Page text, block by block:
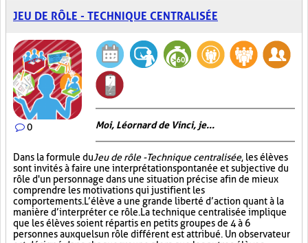
JEU DE RÔLE - TECHNIQUE CENTRALISÉE
0 Moi, Léornard de Vinci, je...
Dans la formule duJeu de rôle - Technique centralisée, les élèves
sont invités à faire une interprétation spontanée et subjective du
rôle d'un personnage dans une situation précise afin de mieux
comprendre les motivations qui justifient les
comportements. L’élève a une grande liberté d’action quant à la
manière d’interpréter ce rôle. La technique centralisée implique
que les élèves soient répartis en petits groupes de 4 à 6
personnes auxquels un rôle différent est attribué. Un observateur